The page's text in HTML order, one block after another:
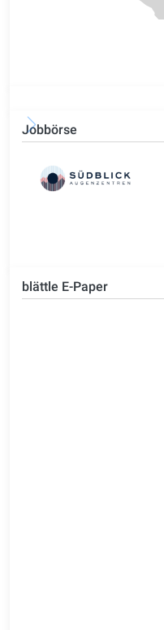
Jobbörse
blättle E-Paper